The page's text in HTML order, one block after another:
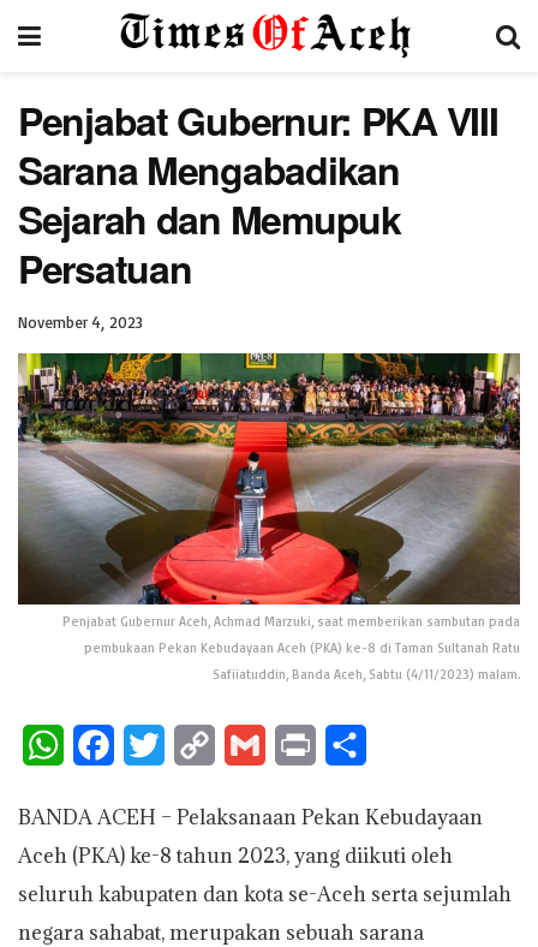
Penjabat Gubernur: PKA VIII
Sarana Mengabadikan
Sejarah dan Memupuk
Persatuan
November 4, 2023
Penjabat Gubernur Aceh, Achmad Marzuki, saat memberikan sambutan pada
pembukaan Pekan Kebudayaan Aceh (PKA) ke-8 di Taman Sultanah Ratu
Safiiatuddin, Banda Aceh, Sabtu (4/11/2023) malam.
W
a
t
s
c
e
b
t
t
p
y
L
a
i
l
i
n
t
a
r
e
BANDA ACEH – Pelaksanaan Pekan Kebudayaan
Aceh (PKA) ke-8 tahun 2023, yang diikuti oleh
seluruh kabupaten dan kota se-Aceh serta sejumlah
negara sahabat, merupakan sebuah sarana